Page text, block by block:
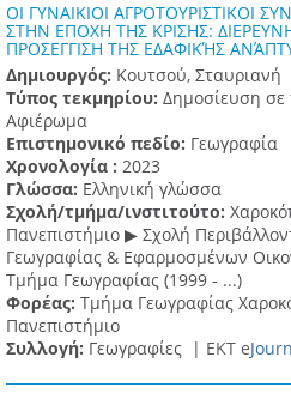
ΟΙ ΓΥΝΑΙΚΙΟΙ ΑΓΡΟΤΟΥΡΙΣΤΙΚΟΙ
ΣΤΗΝ ΕΠΟΧΗ ΤΗΣ ΚΡΙΣΗΣ:
ΠΡΟΣΕΓΓΙΣΗ ΤΗΣ ΕΔΑΦΙΚΉΣ
Δημιουργός: Κουτσού, Σταυριανή
Τύπος τεκμηρίου: Δημοσίευση σε
Αφιέρωμα
Επιστημονικό πεδίο: Γεωγραφία
Χρονολογία : 2023
Γλώσσα: Ελληνική γλώσσα
Σχολή/τμήμα/ινστιτούτο:
Πανεπιστήμιο ▶ Σχολή
Γεωγραφίας & Εφαρμοσμένων
Τμήμα Γεωγραφίας (1999 - ...)
Φορέας: Τμήμα Γεωγραφίας
Πανεπιστήμιο
Συλλογή: Γεωγραφίες | ΕΚΤ e